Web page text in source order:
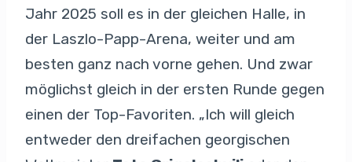
Jahr 2025 soll es in der gleichen Halle, in
der Laszlo-Papp-Arena, weiter und am
besten ganz nach vorne gehen. Und zwar
möglichst gleich in der ersten Runde gegen
einen der Top-Favoriten. „Ich will gleich
entweder den dreifachen georgischen